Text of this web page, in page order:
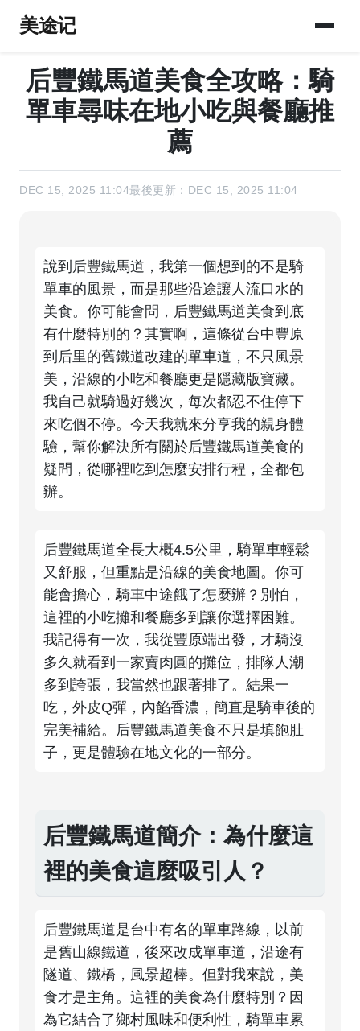
美途记
后豐鐵馬道美食全攻略：騎
單車尋味在地小吃與餐廳推
薦
DEC 15, 2025 11:04最後更新：DEC 15, 2025 11:04
說到后豐鐵馬道，我第一個想到的不是騎
單車的風景，而是那些沿途讓人流口水的
美食。你可能會問，后豐鐵馬道美食到底
有什麼特別的？其實啊，這條從台中豐原
到后里的舊鐵道改建的單車道，不只風景
美，沿線的小吃和餐廳更是隱藏版寶藏。
我自己就騎過好幾次，每次都忍不住停下
來吃個不停。今天我就來分享我的親身體
驗，幫你解決所有關於后豐鐵馬道美食的
疑問，從哪裡吃到怎麼安排行程，全都包
辦。
后豐鐵馬道全長大概4.5公里，騎單車輕鬆
又舒服，但重點是沿線的美食地圖。你可
能會擔心，騎車中途餓了怎麼辦？別怕，
這裡的小吃攤和餐廳多到讓你選擇困難。
我記得有一次，我從豐原端出發，才騎沒
多久就看到一家賣肉圓的攤位，排隊人潮
多到誇張，我當然也跟著排了。結果一
吃，外皮Q彈，內餡香濃，簡直是騎車後的
完美補給。后豐鐵馬道美食不只是填飽肚
子，更是體驗在地文化的一部分。
后豐鐵馬道簡介：為什麼這
裡的美食這麼吸引人？
后豐鐵馬道是台中有名的單車路線，以前
是舊山線鐵道，後來改成單車道，沿途有
隧道、鐵橋，風景超棒。但對我來說，美
食才是主角。這裡的美食為什麼特別？因
為它結合了鄉村風味和便利性，騎單車累